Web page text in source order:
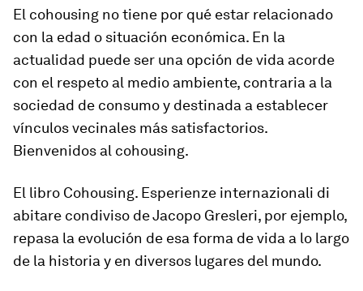
El cohousing no tiene por qué estar relacionado
con la edad o situación económica. En la
actualidad puede ser una opción de vida acorde
con el respeto al medio ambiente, contraria a la
sociedad de consumo y destinada a establecer
vínculos vecinales más satisfactorios.
Bienvenidos al cohousing.
El libro Cohousing. Esperienze internazionali di
abitare condiviso de Jacopo Gresleri, por ejemplo,
repasa la evolución de esa forma de vida a lo largo
de la historia y en diversos lugares del mundo.